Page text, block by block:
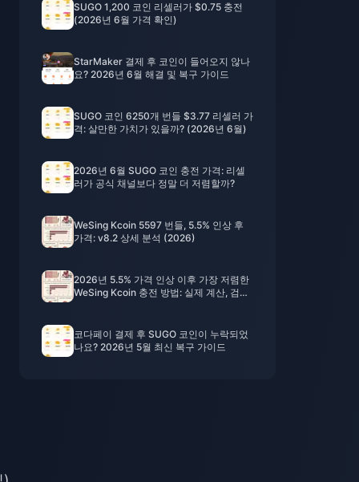
SUGO 1,200 코인 리셀러가 $0.75 충전
(2026년 6월 가격 확인)
StarMaker 결제 후 코인이 들어오지 않나
요? 2026년 6월 해결 및 복구 가이드
SUGO 코인 6250개 번들 $3.77 리셀러 가
격: 살만한 가치가 있을까? (2026년 6월)
2026년 6월 SUGO 코인 충전 가격: 리셀
러가 공식 채널보다 정말 더 저렴할까?
WeSing Kcoin 5597 번들, 5.5% 인상 후
가격: v8.2 상세 분석 (2026)
2026년 5.5% 가격 인상 이후 가장 저렴한
WeSing Kcoin 충전 방법: 실제 계산, 검증
코다페이 결제 후 SUGO 코인이 누락되었
나요? 2026년 5월 최신 복구 가이드